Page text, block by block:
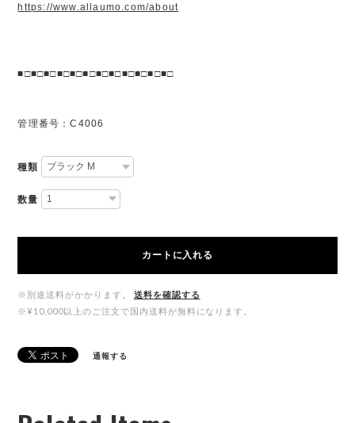
https://www.allaumo.com/about
■□■□■□■□■□■□■□■□■□■□■□■□
管理番号：C4006
種類
数量
カートに入れる
※別途送料がかかります。
送料を確認する
※¥10,000以上のご注文で国内送料が無料になります。
通報する